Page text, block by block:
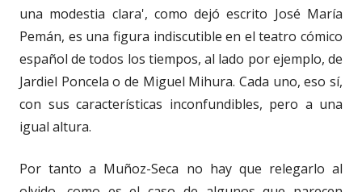
una modestia clara', como dejó escrito José María
Pemán, es una figura indiscutible en el teatro cómico
español de todos los tiempos, al lado por ejemplo, de
Jardiel Poncela o de Miguel Mihura. Cada uno, eso sí,
con sus características inconfundibles, pero a una
igual altura.
Por tanto a Muñoz-Seca no hay que relegarlo al